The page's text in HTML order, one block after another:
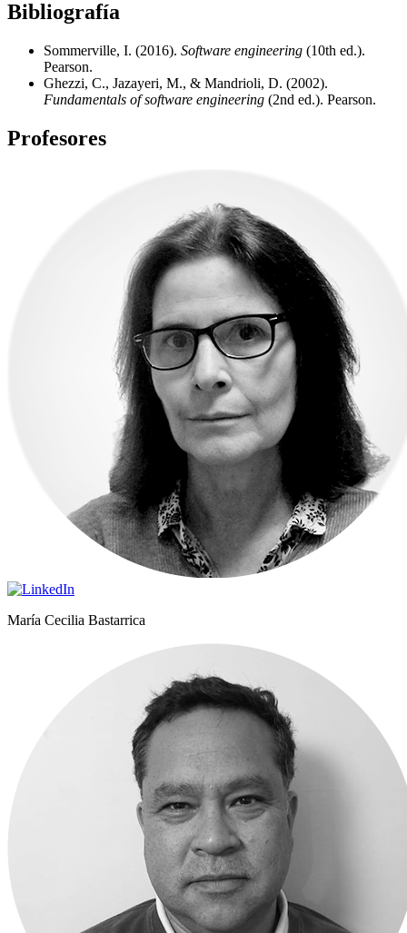
Bibliografía
Sommerville, I. (2016). Software engineering (10th ed.).
Pearson.
Ghezzi, C., Jazayeri, M., & Mandrioli, D. (2002).
Fundamentals of software engineering (2nd ed.). Pearson.
Profesores
María Cecilia Bastarrica